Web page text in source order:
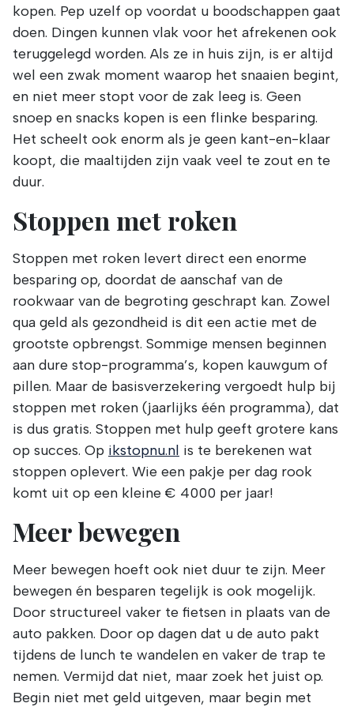
kopen. Pep uzelf op voordat u boodschappen gaat
doen. Dingen kunnen vlak voor het afrekenen ook
teruggelegd worden. Als ze in huis zijn, is er altijd
wel een zwak moment waarop het snaaien begint,
en niet meer stopt voor de zak leeg is. Geen
snoep en snacks kopen is een flinke besparing.
Het scheelt ook enorm als je geen kant-en-klaar
koopt, die maaltijden zijn vaak veel te zout en te
duur.
Stoppen met roken
Stoppen met roken levert direct een enorme
besparing op, doordat de aanschaf van de
rookwaar van de begroting geschrapt kan. Zowel
qua geld als gezondheid is dit een actie met de
grootste opbrengst. Sommige mensen beginnen
aan dure stop-programma’s, kopen kauwgum of
pillen. Maar de basisverzekering vergoedt hulp bij
stoppen met roken (jaarlijks één programma), dat
is dus gratis. Stoppen met hulp geeft grotere kans
op succes. Op ikstopnu.nl is te berekenen wat
stoppen oplevert. Wie een pakje per dag rook
komt uit op een kleine € 4000 per jaar!
Meer bewegen
Meer bewegen hoeft ook niet duur te zijn. Meer
bewegen én besparen tegelijk is ook mogelijk.
Door structureel vaker te fietsen in plaats van de
auto pakken. Door op dagen dat u de auto pakt
tijdens de lunch te wandelen en vaker de trap te
nemen. Vermijd dat niet, maar zoek het juist op.
Begin niet met geld uitgeven, maar begin met